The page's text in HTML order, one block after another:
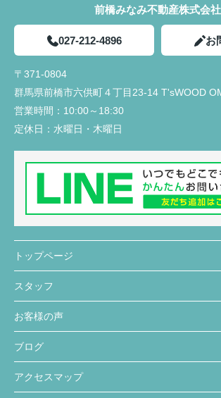
前橋みなみ不動産株式会社
027-212-4896 お
〒371-0804
群馬県前橋市六供町４丁目23‐14 T'sWOOD
営業時間： 10:00～18:30
定休日： 水曜日・木曜日
トップページ
スタッフ
お客様の声
ブログ
アクセスマップ